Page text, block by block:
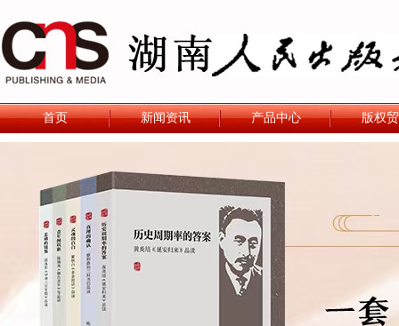
首页 新闻资讯 产品中心 版权